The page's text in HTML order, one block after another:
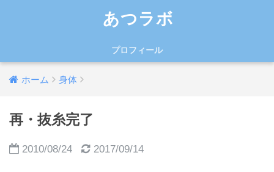
あつラボ
プロフィール
ホーム 身体
再・抜糸完了
2010/08/24 2017/09/14